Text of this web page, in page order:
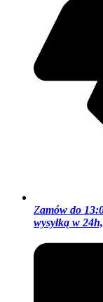
Zamów do
wysyłką w